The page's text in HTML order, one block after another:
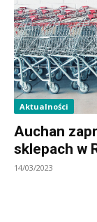
Aktualności
Auchan
sklepach w
14/03/2023